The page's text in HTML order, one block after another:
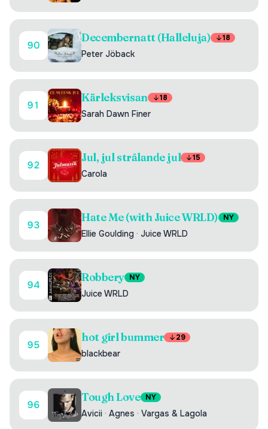
90
Decembernatt (Halleluja) 18
Peter Jöback
91
Kärleksvisan 18
Sarah Dawn Finer
92
Jul, jul strålande jul 15
Carola
93
Hate Me (with Juice WRLD) NY
Ellie Goulding · Juice WRLD
94
Robbery NY
Juice WRLD
95
hot girl bummer 29
blackbear
96
Tough Love NY
Avicii · Agnes · Vargas & Lagola